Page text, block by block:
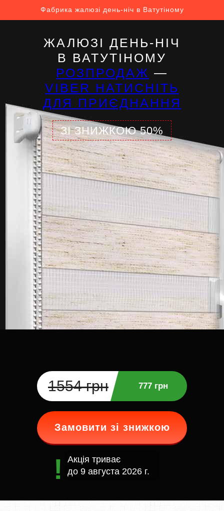
Фабрика жалюзі день-ніч в Ватутіному
ЖАЛЮЗІ ДЕНЬ-НІЧ
В ВАТУТІНОМУ
РОЗПРОДАЖ —
VIBER НАТИСНІТЬ
ДЛЯ ПРИЄДНАННЯ
ЗІ ЗНИЖКОЮ 50%
1554 грн 777 грн
Замовити зі знижкою
Акція триває
до 9 августа 2026 г.